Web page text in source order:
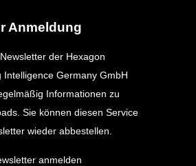
Anmeldung
der Hexagon
Intelligence Germany GmbH
Informationen zu
Sie können diesen Service
wieder abbestellen.
anmelden